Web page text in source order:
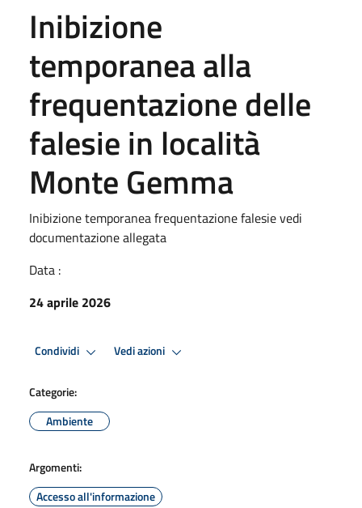
Inibizione
temporanea alla
frequentazione delle
falesie in località
Monte Gemma
Inibizione temporanea frequentazione falesie vedi
documentazione allegata
Data :
24 aprile 2026
Condividi Vedi azioni
Categorie:
Ambiente
Argomenti:
Accesso all'informazione